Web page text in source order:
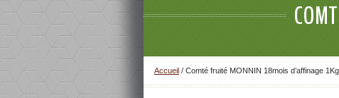
Accueil / Comté fruité MONNIN 18mois d’affinage 1Kg